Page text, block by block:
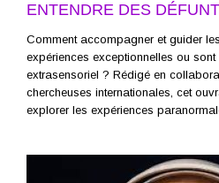
ENTENDRE DES
Comment accompagner et guider
expériences exceptionnelles ou
extrasensoriel ? Rédigé en
chercheuses internationales, cet
explorer les expériences